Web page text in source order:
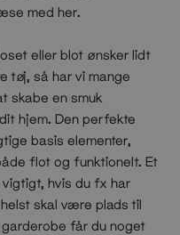
med her.
eller blot ønsker lidt
tøj, så har vi mange
skabe en smuk
hjem. Den perfekte
basis elementer,
flot og funktionelt. Et
hvis du fx har
skal være plads til
får du noget